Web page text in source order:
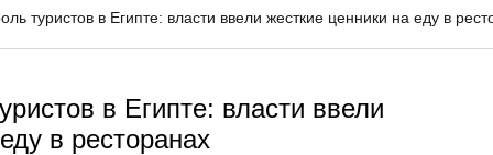
туристов в Египте: власти ввели жесткие ценники на еду в
в Египте: власти ввели
в ресторанах